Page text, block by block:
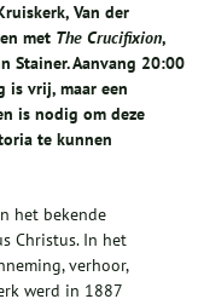
Van der
met The Crucifixion,
Stainer. Aanvang 20:00
is vrij, maar een
is nodig om deze
te kunnen
het bekende
Christus. In het
verhoor,
werd in 1887